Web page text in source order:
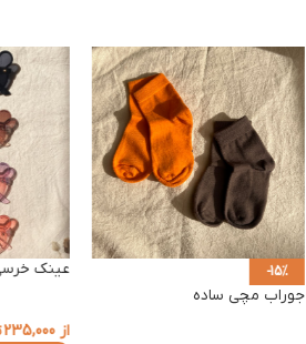
-15%
جوراب مچی ساده
عینک
از 235,000